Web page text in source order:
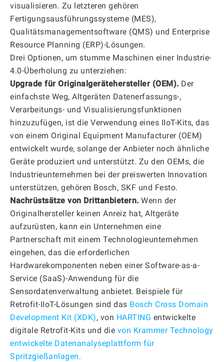
visualisieren. Zu letzteren gehören
Fertigungsausführungssysteme (MES),
Qualitätsmanagementsoftware (QMS) und Enterprise
Resource Planning (ERP)-Lösungen.
Drei Optionen, um stumme Maschinen einer Industrie-
4.0-Überholung zu unterziehen:
Upgrade für Originalgerätehersteller (OEM). Der
einfachste Weg, Altgeräten Datenerfassungs-,
Verarbeitungs- und Visualisierungsfunktionen
hinzuzufügen, ist die Verwendung eines IIoT-Kits, das
von einem Original Equipment Manufacturer (OEM)
entwickelt wurde, solange der Anbieter noch ähnliche
Geräte produziert und unterstützt. Zu den OEMs, die
Industrieunternehmen bei der preiswerten Innovation
unterstützen, gehören Bosch, SKF und Festo.
Nachrüstsätze von Drittanbietern. Wenn der
Originalhersteller keinen Anreiz hat, Altgeräte
aufzurüsten, kann ein Unternehmen eine
Partnerschaft mit einem Technologieunternehmen
eingehen, das die erforderlichen
Hardwarekomponenten neben einer Software-as-a-
Service (SaaS)-Anwendung für die
Sensordatenverwaltung anbietet. Beispiele für
Retrofit-IIoT-Lösungen sind das Bosch Cross Domain
Development Kit (XDK), von HARTING entwickelte
digitale Retrofit-Kits und die von Krammer Technology
entwickelte Datenanalyseplattform für
Spritzgießanlagen.